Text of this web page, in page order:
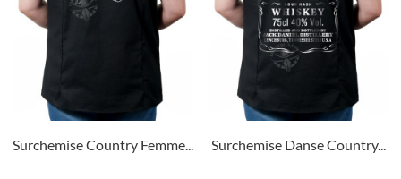
Surchemise Country Femme... Surchemise Danse Country...